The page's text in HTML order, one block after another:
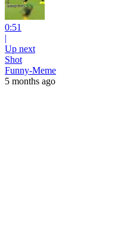
0:51
|
Up next
Shot
Funny-Meme
5 months ago